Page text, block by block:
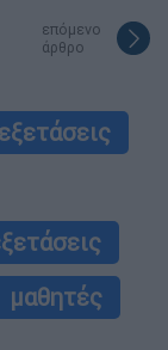
επόμενο
άρθρο
μαθητές